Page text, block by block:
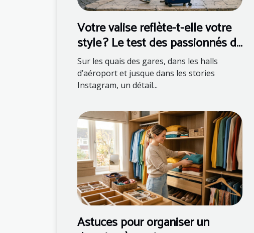
Votre valise reflète-t-elle votre
style ? Le test des passionnés de
mode
Sur les quais des gares, dans les halls
d’aéroport et jusque dans les stories
Instagram, un détail...
Astuces pour organiser un